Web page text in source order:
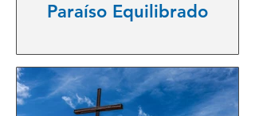
Paraíso Equilibrado